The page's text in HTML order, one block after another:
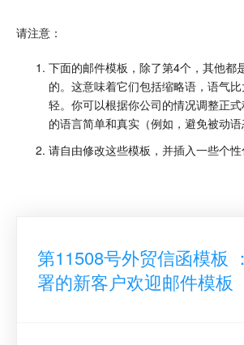
请注意：
下面的邮件模板，除了第4个，其他都
的。这意味着它们包括缩略语，语气
轻。你可以根据你公司的情况调整正
的语言简单和真实（例如，避免被动语
请自由修改这些模板，并插入一些个性
第11508号外贸信函模板
署的新客户欢迎邮件模板